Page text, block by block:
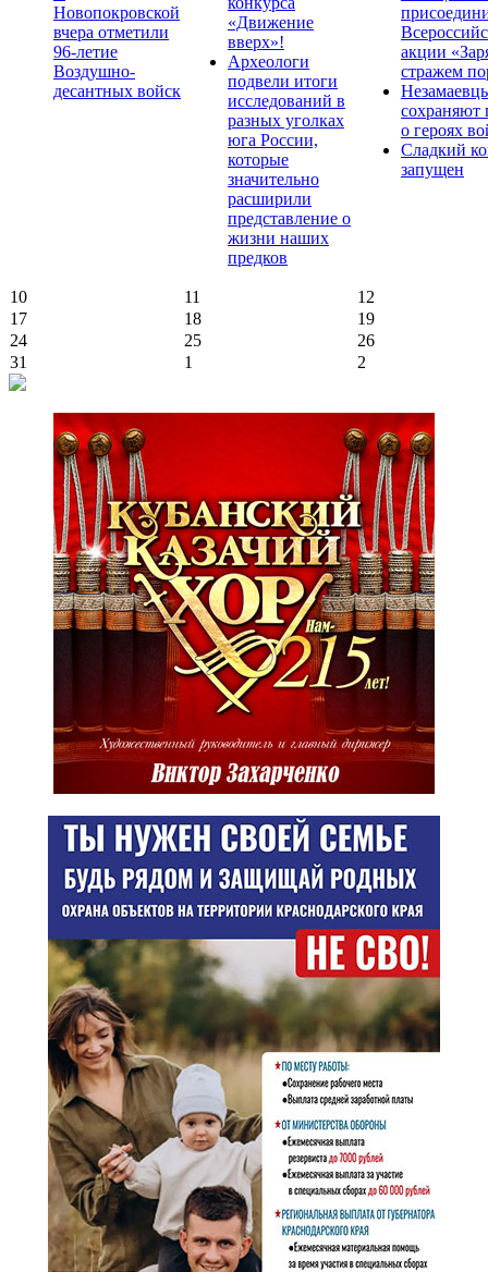
Новопокровской
вчера отметили
96-летие
Воздушно-
десантных войск
«Движение
вверх»!
Археологи
подвели итоги
исследований в
разных уголках
юга России,
которые
значительно
расширили
представление о
жизни наших
предков
акции
стражем
сохраняют
о героях
Сладкий
запущен
10 11
12
17
18
19
24
25
26
31
1 2